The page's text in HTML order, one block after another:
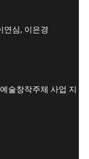
연심, 이은경
술창작주체 사업 지